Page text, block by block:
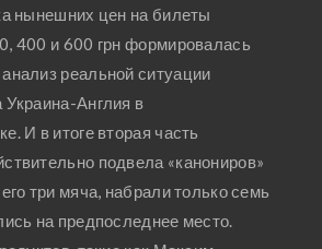
нынешних цен на билеты
400 и 600 грн формировалась
реальной ситуации
Украина-Англия в
И в итоге вторая часть
подвела «канониров»
три мяча, набрали только семь
на предпоследнее место.